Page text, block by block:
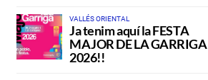
VALLÉS ORIENTAL
Ja tenim aquí la FESTA
MAJOR DE LA GARRIGA
2026!!